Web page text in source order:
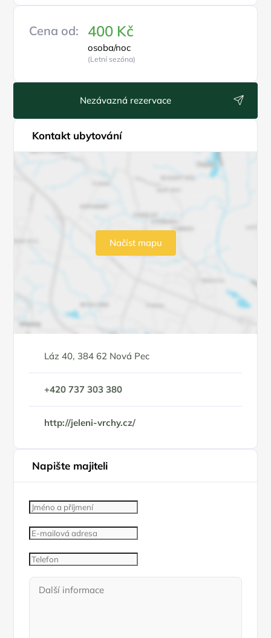
Cena od: 400 Kč
osoba/noc
(Letní sezóna)
Nezávazná rezervace
Kontakt ubytování
Načíst mapu
Láz 40, 384 62 Nová Pec
+420 737 303 380
http://jeleni-vrchy.cz/
Napište majiteli